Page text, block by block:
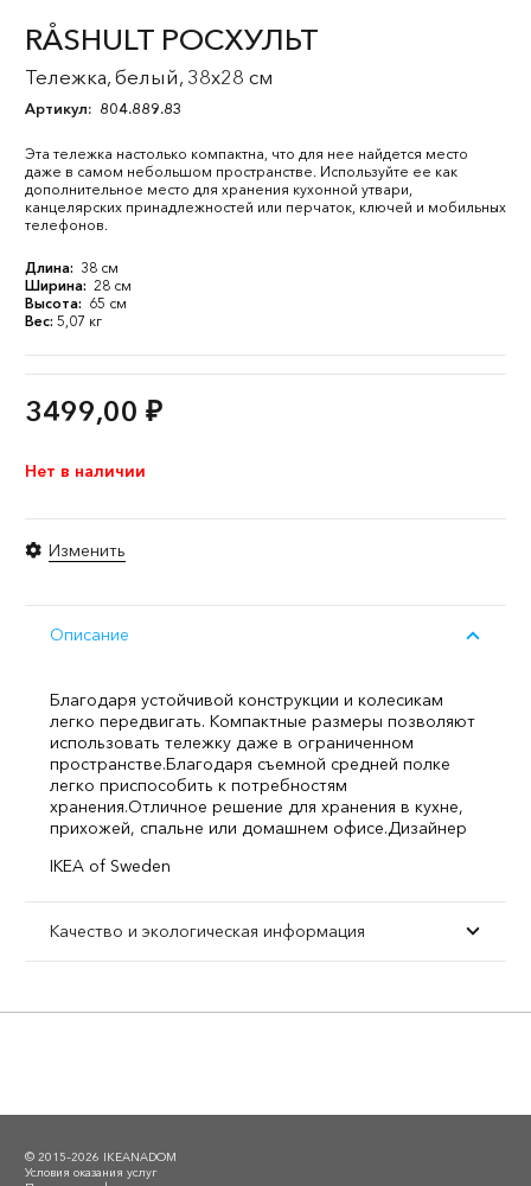
RÅSHULT РОСХУЛЬТ
Тележка, белый, 38x28 см
Артикул: 804.889.83
Эта тележка настолько компактна, что для нее найдется место
даже в самом небольшом пространстве. Используйте ее как
дополнительное место для хранения кухонной утвари,
канцелярских принадлежностей или перчаток, ключей и мобильных
телефонов.
Длина: 38 см
Ширина: 28 см
Высота: 65 см
Вес: 5,07 кг
3499,00 ₽
Нет в наличии
Изменить
Описание
Благодаря устойчивой конструкции и колесикам
легко передвигать. Компактные размеры позволяют
использовать тележку даже в ограниченном
пространстве.Благодаря съемной средней полке
легко приспособить к потребностям
хранения.Отличное решение для хранения в кухне,
прихожей, спальне или домашнем офисе.Дизайнер
IKEA of Sweden
Качество и экологическая информация
© 2015–2026 IKEANADOM
Условия оказания услуг